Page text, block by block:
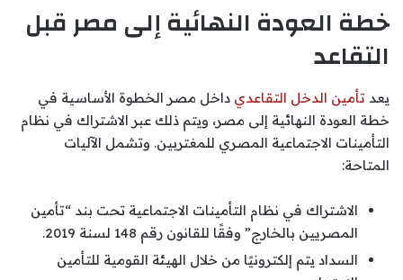
خطة العودة النهائية إلى مصر قبل
التقاعد
يعد تأمين الدخل التقاعدي داخل مصر الخطوة الأساسية في
خطة العودة النهائية إلى مصر، ويتم ذلك عبر الاشتراك في نظام
التأمينات الاجتماعية المصري للمغتربين. وتشمل الآليات
المتاحة:
الاشتراك في نظام التأمينات الاجتماعية تحت بند “تأمين
المصريين بالخارج” وفقًا للقانون رقم 148 لسنة 2019.
السداد يتم إلكترونيًا من خلال الهيئة القومية للتأمين